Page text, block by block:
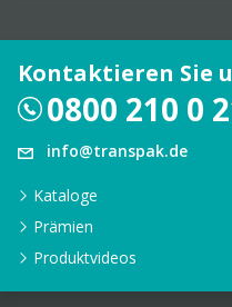
Kontaktieren Sie
0800 210 0
info@transpak.de
Kataloge
Prämien
Produktvideos